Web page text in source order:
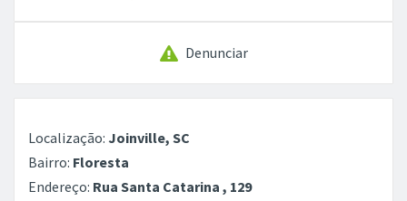
Denunciar
Localização: Joinville, SC
Bairro: Floresta
Endereço: Rua Santa Catarina , 129